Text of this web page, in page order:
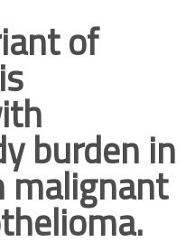
of
burden in
malignant